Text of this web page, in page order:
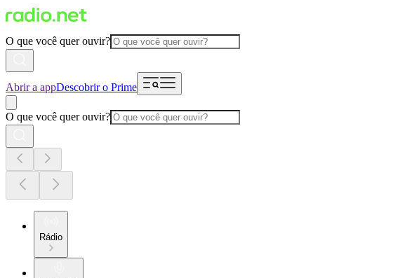
O que você quer ouvir?
Abrir a appDescobrir o Prime
O que você quer ouvir?
Rádio